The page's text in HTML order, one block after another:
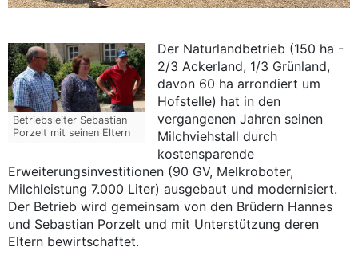
Betriebsleiter Sebastian
Porzelt mit seinen Eltern
Der Naturlandbetrieb (150 ha -
2/3 Ackerland, 1/3 Grünland,
davon 60 ha arrondiert um
Hofstelle) hat in den
vergangenen Jahren seinen
Milchviehstall durch
kostensparende
Erweiterungsinvestitionen (90 GV, Melkroboter,
Milchleistung 7.000 Liter) ausgebaut und modernisiert.
Der Betrieb wird gemeinsam von den Brüdern Hannes
und Sebastian Porzelt und mit Unterstützung deren
Eltern bewirtschaftet.